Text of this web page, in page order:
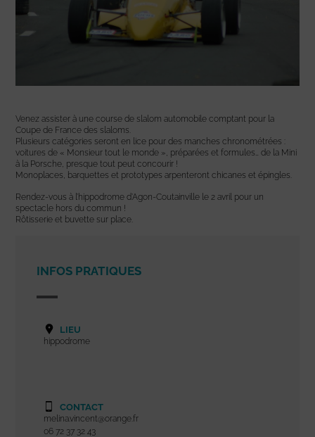
Venez assister à une course de slalom automobile comptant pour la
Coupe de France des slaloms.
Plusieurs catégories seront en lice pour des manches chronométrées :
voitures de « Monsieur tout le monde », préparées et formules… de la Mini
à la Porsche, presque tout peut concourir !
Monoplaces, barquettes et prototypes arpenteront chicanes et épingles.
Rendez-vous à l’hippodrome d’Agon-Coutainville le 2 avril pour un
spectacle hors du commun !
Rôtisserie et buvette sur place.
INFOS PRATIQUES
LIEU
hippodrome
CONTACT
melina.vincent@orange.fr
06 72 37 32 43